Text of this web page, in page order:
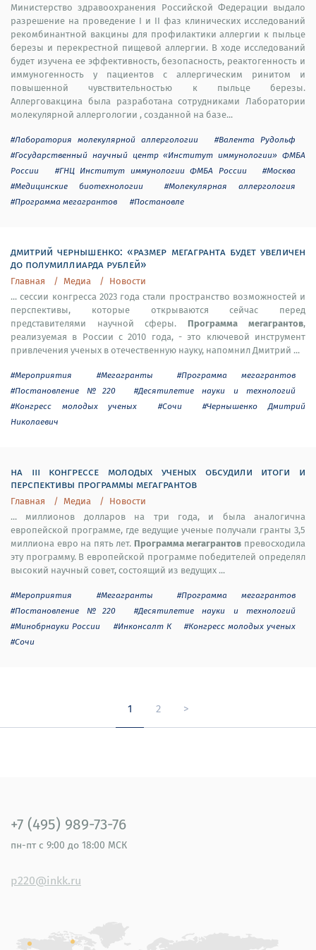
Министерство здравоохранения Российской Федерации выдало
разрешение на проведение I и II фаз клинических исследований
рекомбинантной вакцины для профилактики аллергии к пыльце
березы и перекрестной пищевой аллергии. В ходе исследований
будет изучена ее эффективность, безопасность, реактогенность и
иммуногенность у пациентов с аллергическим ринитом и
повышенной чувствительностью к пыльце березы.
Аллерговакцина была разработана сотрудниками Лаборатории
молекулярной аллергологии , созданной на базе...
#Лаборатория молекулярной аллергологии
#Валента Рудольф
#Государственный научный центр «Институт иммунологии» ФМБА
России
#ГНЦ Институт иммунологии ФМБА России
#Москва
#Медицинские биотехнологии
#Молекулярная аллергология
#Программа мегагрантов
#Постановле
дмитрий чернышенко: «размер мегагранта будет увеличен
до полумиллиарда рублей»
Главная Медиа
Новости
... сессии конгресса 2023 года стали пространство возможностей и
перспективы, которые открываются сейчас перед
представителями научной сферы. Программа мегагрантов,
реализуемая в России с 2010 года, - это ключевой инструмент
привлечения ученых в отечественную науку, напомнил Дмитрий ...
#Мероприятия #Мегагранты
#Программа мегагрантов
#Постановление №220
#Десятилетие науки и технологий
#Конгресс молодых ученых
#Сочи
#Чернышенко Дмитрий
Николаевич
на iii конгрессе молодых ученых обсудили итоги и
перспективы программы мегагрантов
Главная Медиа
Новости
... миллионов долларов на три года, и была аналогична
европейской программе, где ведущие ученые получали гранты 3,5
миллиона евро на пять лет. Программа мегагрантов превосходила
эту программу. В европейской программе победителей определял
высокий научный совет, состоящий из ведущих ...
#Мероприятия #Мегагранты
#Программа мегагрантов
#Постановление №220
#Десятилетие науки и технологий
#Минобрнауки России
#Инконсалт К
#Конгресс молодых ученых
#Сочи
1 2 >
+7 (495) 989-73-76
пн-пт с 9:00 до 18:00 МСК
p220@inkk.ru